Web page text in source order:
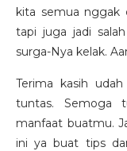
kita semua nggak
tapi juga jadi
surga-Nya kelak.
Terima kasih
tuntas. Semoga
manfaat buatmu.
ini ya buat tips